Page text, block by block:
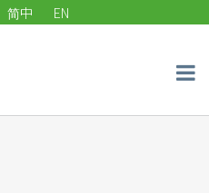
简中 EN